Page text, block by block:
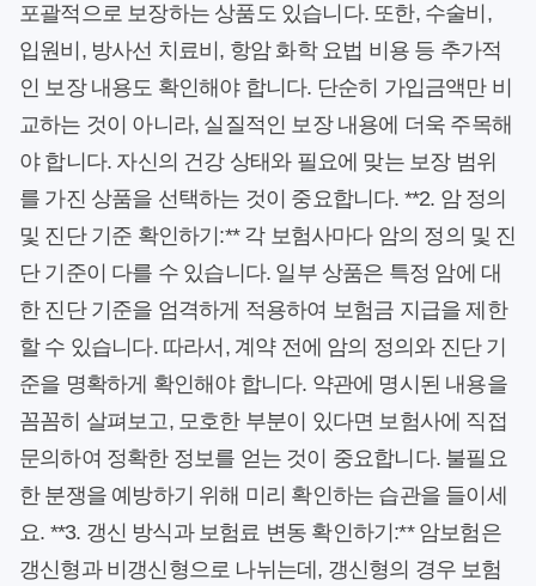
포괄적으로 보장하는 상품도 있습니다. 또한, 수술비,
입원비, 방사선 치료비, 항암 화학 요법 비용 등 추가적
인 보장 내용도 확인해야 합니다. 단순히 가입금액만 비
교하는 것이 아니라, 실질적인 보장 내용에 더욱 주목해
야 합니다. 자신의 건강 상태와 필요에 맞는 보장 범위
를 가진 상품을 선택하는 것이 중요합니다. **2. 암 정의
및 진단 기준 확인하기:** 각 보험사마다 암의 정의 및 진
단 기준이 다를 수 있습니다. 일부 상품은 특정 암에 대
한 진단 기준을 엄격하게 적용하여 보험금 지급을 제한
할 수 있습니다. 따라서, 계약 전에 암의 정의와 진단 기
준을 명확하게 확인해야 합니다. 약관에 명시된 내용을
꼼꼼히 살펴보고, 모호한 부분이 있다면 보험사에 직접
문의하여 정확한 정보를 얻는 것이 중요합니다. 불필요
한 분쟁을 예방하기 위해 미리 확인하는 습관을 들이세
요. **3. 갱신 방식과 보험료 변동 확인하기:** 암보험은
갱신형과 비갱신형으로 나뉘는데, 갱신형의 경우 보험